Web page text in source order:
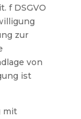
f DSGVO
zur
von
ist
mit